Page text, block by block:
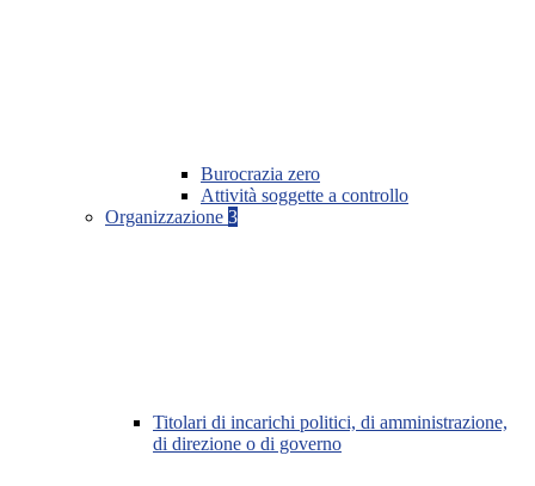
Burocrazia zero
Attività soggette a controllo
Organizzazione 3
Titolari di incarichi politici, di amministrazione,
di direzione o di governo